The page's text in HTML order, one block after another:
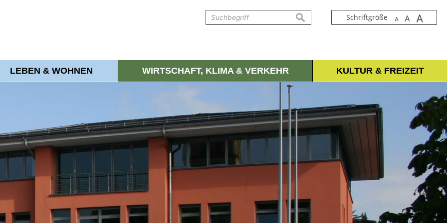
Schriftgröße A A A
suchen
LEBEN & WOHNEN WIRTSCHAFT, KLIMA & VERKEHR KULTUR & FREIZEIT